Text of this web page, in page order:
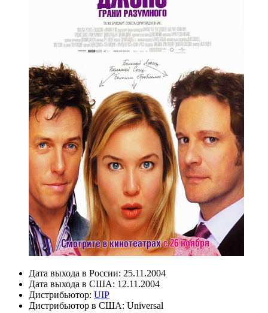
Дата выхода в России: 25.11.2004
Дата выхода в США: 12.11.2004
Дистрибьютор: UIP
Дистрибьютор в США: Universal